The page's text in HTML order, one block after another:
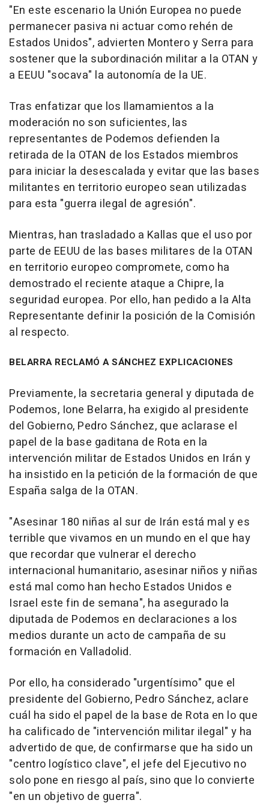
"En este escenario la Unión Europea no puede
permanecer pasiva ni actuar como rehén de
Estados Unidos", advierten Montero y Serra para
sostener que la subordinación militar a la OTAN y
a EEUU "socava" la autonomía de la UE.
Tras enfatizar que los llamamientos a la
moderación no son suficientes, las
representantes de Podemos defienden la
retirada de la OTAN de los Estados miembros
para iniciar la desescalada y evitar que las bases
militantes en territorio europeo sean utilizadas
para esta "guerra ilegal de agresión".
Mientras, han trasladado a Kallas que el uso por
parte de EEUU de las bases militares de la OTAN
en territorio europeo compromete, como ha
demostrado el reciente ataque a Chipre, la
seguridad europea. Por ello, han pedido a la Alta
Representante definir la posición de la Comisión
al respecto.
BELARRA RECLAMÓ A SÁNCHEZ EXPLICACIONES
Previamente, la secretaria general y diputada de
Podemos, Ione Belarra, ha exigido al presidente
del Gobierno, Pedro Sánchez, que aclarase el
papel de la base gaditana de Rota en la
intervención militar de Estados Unidos en Irán y
ha insistido en la petición de la formación de que
España salga de la OTAN.
"Asesinar 180 niñas al sur de Irán está mal y es
terrible que vivamos en un mundo en el que hay
que recordar que vulnerar el derecho
internacional humanitario, asesinar niños y niñas
está mal como han hecho Estados Unidos e
Israel este fin de semana", ha asegurado la
diputada de Podemos en declaraciones a los
medios durante un acto de campaña de su
formación en Valladolid.
Por ello, ha considerado "urgentísimo" que el
presidente del Gobierno, Pedro Sánchez, aclare
cuál ha sido el papel de la base de Rota en lo que
ha calificado de "intervención militar ilegal" y ha
advertido de que, de confirmarse que ha sido un
"centro logístico clave", el jefe del Ejecutivo no
solo pone en riesgo al país, sino que lo convierte
"en un objetivo de guerra".